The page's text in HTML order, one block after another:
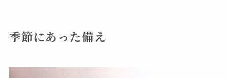
季節にあった備え